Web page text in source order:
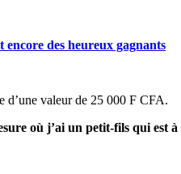
des heureux gagnants
d’une valeur de 25 000 F CFA.
où j’ai un petit-fils qui est